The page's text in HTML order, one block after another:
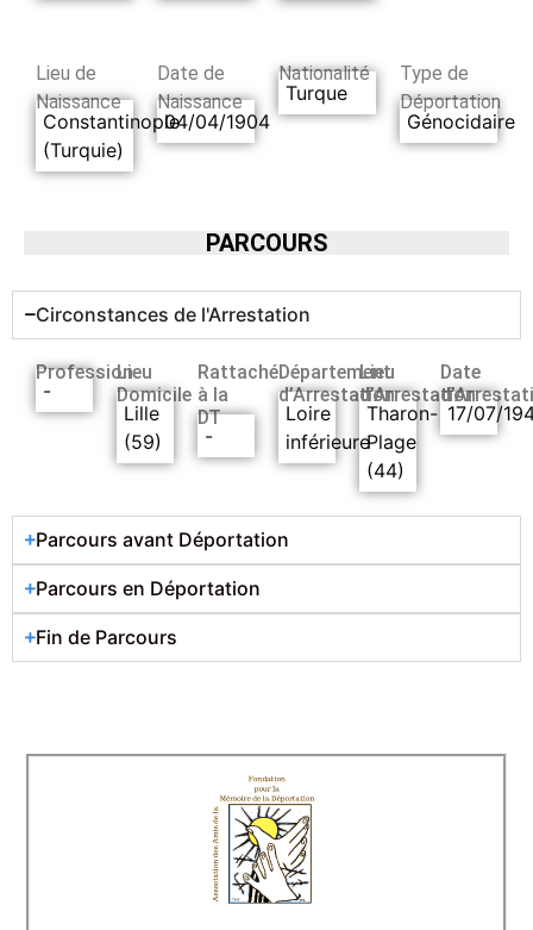
Lieu de
Naissance
Constantinople
(Turquie)
Date de
Naissance
04/04/1904
Nationalité
Turque
Type de
Déportation
Génocidaire
PARCOURS
Circonstances de l'Arrestation
Profession
-
Lieu
Domicile
Lille
(59)
Rattaché
à la
DT
-
Département
d’Arrestation
Loire
inférieure
Lieu
d’Arrestation
Tharon-
Plage
(44)
Date
17/07/
Parcours avant Déportation
Parcours en Déportation
Fin de Parcours